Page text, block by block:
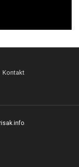
Kontakt